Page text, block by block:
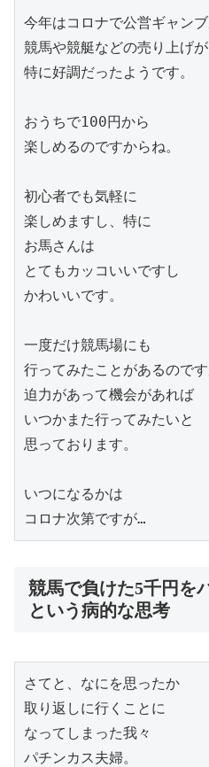
今年はコロナで公営ギャン
競馬や競艇などの売り上げが
特に好調だったようです。
おうちで100円から
楽しめるのですからね。
初心者でも気軽に
楽しめますし、特に
お馬さんは
とてもカッコいいですし
かわいいです。
一度だけ競馬場にも
行ってみたことがあるので
迫力があって機会があれば
いつかまた行ってみたいと
思っております。
いつになるかは
コロナ次第ですが…
競馬で負けた5千円を
という病的な思考
さてと、なにを思ったか
取り返しに行くことに
なってしまった我々
パチンカス夫婦。